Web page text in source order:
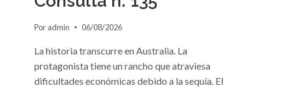
Por admin 06/08/2026
La historia transcurre en Australia. La
protagonista tiene un rancho que atraviesa
dificultades económicas debido a la sequía. El